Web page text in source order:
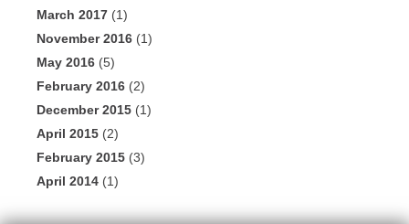
March 2017 (1)
November 2016 (1)
May 2016 (5)
February 2016 (2)
December 2015 (1)
April 2015 (2)
February 2015 (3)
April 2014 (1)